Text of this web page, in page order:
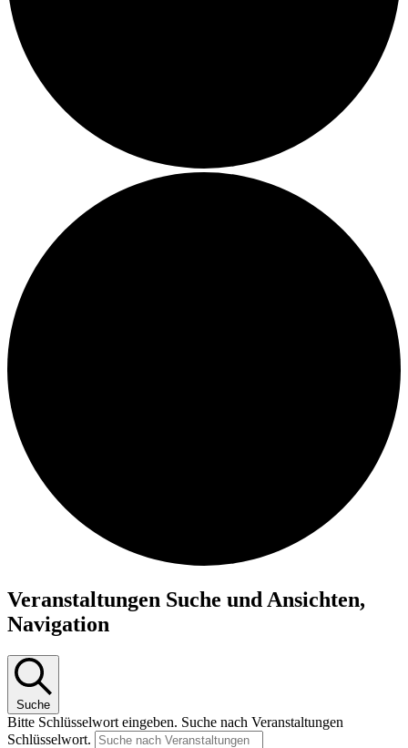
Veranstaltungen
Veranstaltungen Suche und Ansichten,
Navigation
Suche
Bitte Schlüsselwort eingeben. Suche nach Veranstaltungen
Schlüsselwort.